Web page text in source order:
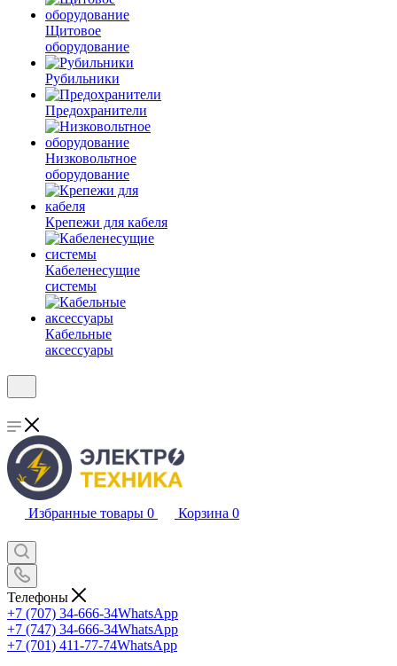
Щитовое
оборудование
Рубильники
Предохранители
Низковольтное
оборудование
Крепежи для кабеля
Кабеленесущие
системы
Кабельные
аксессуары
Избранные товары 0 Корзина 0
Телефоны
+7 (707) 34-666-34WhatsApp
+7 (747) 34-666-34WhatsApp
+7 (701) 411-77-74WhatsApp